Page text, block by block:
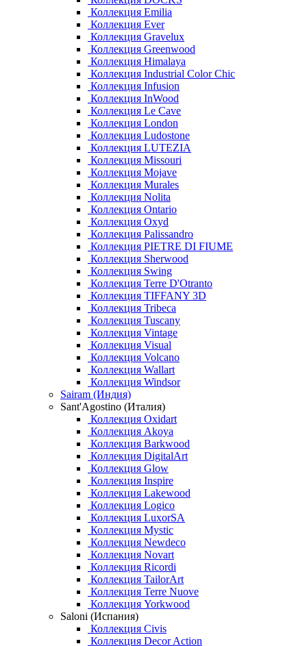
Коллекция Emilia
Коллекция Ever
Коллекция Gravelux
Коллекция Greenwood
Коллекция Himalaya
Коллекция Industrial Color Chic
Коллекция Infusion
Коллекция InWood
Коллекция Le Cave
Коллекция London
Коллекция Ludostone
Коллекция LUTEZIA
Коллекция Missouri
Коллекция Mojave
Коллекция Murales
Коллекция Nolita
Коллекция Ontario
Коллекция Oxyd
Коллекция Palissandro
Коллекция PIETRE DI FIUME
Коллекция Sherwood
Коллекция Swing
Коллекция Terre D'Otranto
Коллекция TIFFANY 3D
Коллекция Tribeca
Коллекция Tuscany
Коллекция Vintage
Коллекция Visual
Коллекция Volcano
Коллекция Wallart
Коллекция Windsor
Sairam (Индия)
Sant'Agostino (Италия)
Коллекция Oxidart
Коллекция Akoya
Коллекция Barkwood
Коллекция DigitalArt
Коллекция Glow
Коллекция Inspire
Коллекция Lakewood
Коллекция Logico
Коллекция LuxorSA
Коллекция Mystic
Коллекция Newdeco
Коллекция Novart
Коллекция Ricordi
Коллекция TailorArt
Коллекция Terre Nuove
Коллекция Yorkwood
Saloni (Испания)
Коллекция Civis
Коллекция Decor Action